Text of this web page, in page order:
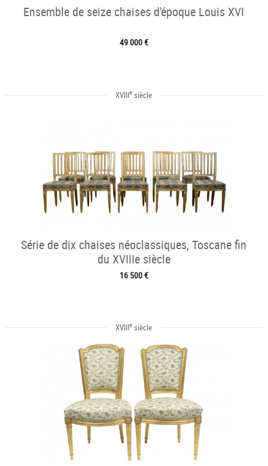
Ensemble de seize chaises d'époque Louis XVI
49 000 €
XVIIIe siècle
Série de dix chaises néoclassiques, Toscane fin
du XVIIIe siècle
16 500 €
XVIIIe siècle